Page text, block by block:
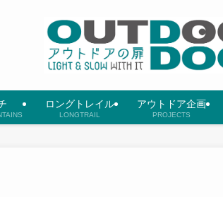
ロングトレイル
LONGTRAIL
アウトドア企画
PROJECTS